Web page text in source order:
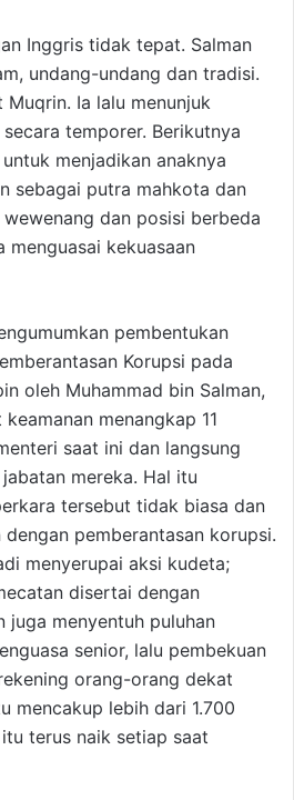
Inggris tidak tepat. Salman
undang-undang dan tradisi.
Ia lalu menunjuk
temporer. Berikutnya
menjadikan anaknya
sebagai putra mahkota dan
dan posisi berbeda
menguasai kekuasaan
pembentukan
Korupsi pada
oleh Muhammad bin Salman,
menangkap 11
saat ini dan langsung
mereka. Hal itu
tersebut tidak biasa dan
pemberantasan korupsi.
menyerupai aksi kudeta;
disertai dengan
juga menyentuh puluhan
senior, lalu pembekuan
orang-orang dekat
mencakup lebih dari 1.700
terus naik setiap saat